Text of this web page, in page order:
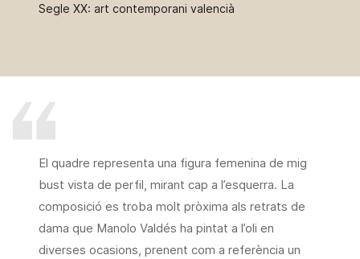
Segle XX: art contemporani valencià
El quadre representa una figura femenina de mig
bust vista de perfil, mirant cap a l’esquerra. La
composició es troba molt pròxima als retrats de
dama que Manolo Valdés ha pintat a l’oli en
diverses ocasions, prenent com a referència un